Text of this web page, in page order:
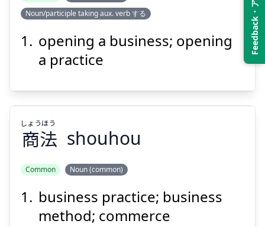
開
業
Suspend
Noun/participle taking aux. verb する
opening a business; opening
a practice
商
法
しょう
ほう
商法
しょうほう
shouhou
Common Noun (common)
business practice; business
method; commerce